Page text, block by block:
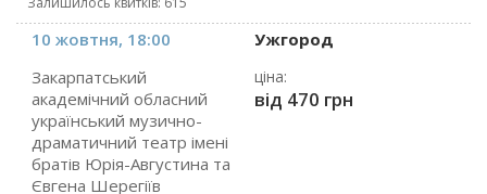
10 жовтня, 18:00
Ужгород
Закарпатський
академічний обласний
український музично-
драматичний театр імені
братів Юрія-Августина та
Євгена Шерегіїв
ціна:
від 470 грн